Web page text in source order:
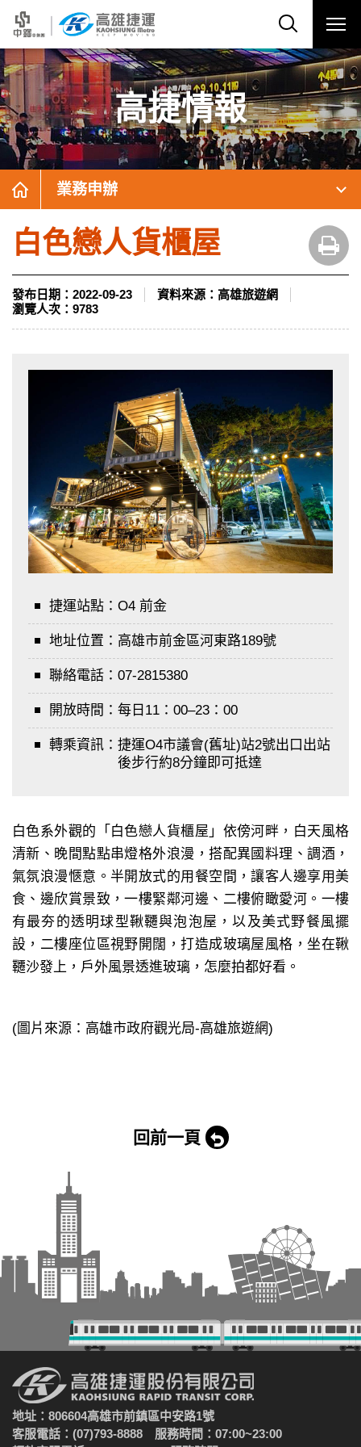
高捷情報
業務申辦
白色戀人貨櫃屋
發布日期： 2022-09-23 資料來源： 高雄旅遊網
瀏覽人次： 9783
捷運站點： O4 前金
地址位置： 高雄市前金區河東路189號
聯絡電話： 07-2815380
開放時間： 每日11：00–23：00
轉乘資訊： 捷運O4市議會(舊址)站2號出口出站
後步行約8分鐘即可抵達
白色系外觀的「白色戀人貨櫃屋」依傍河畔，白天風格
清新、晚間點點串燈格外浪漫，搭配異國料理、調酒，
氣氛浪漫愜意。半開放式的用餐空間，讓客人邊享用美
食、邊欣賞景致，一樓緊鄰河邊、二樓俯瞰愛河。一樓
有最夯的透明球型鞦韆與泡泡屋，以及美式野餐風擺
設，二樓座位區視野開闊，打造成玻璃屋風格，坐在鞦
韆沙發上，戶外風景透進玻璃，怎麼拍都好看。
(圖片來源：高雄市政府觀光局-高雄旅遊網)
回前一頁
地址：806604高雄市前鎮區中安路1號
客服電話：(07)793-8888 服務時間：07:00~23:00